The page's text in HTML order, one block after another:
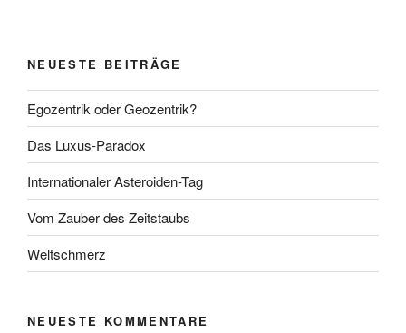
NEUESTE BEITRÄGE
Egozentrik oder Geozentrik?
Das Luxus-Paradox
Internationaler Asteroiden-Tag
Vom Zauber des Zeitstaubs
Weltschmerz
NEUESTE KOMMENTARE